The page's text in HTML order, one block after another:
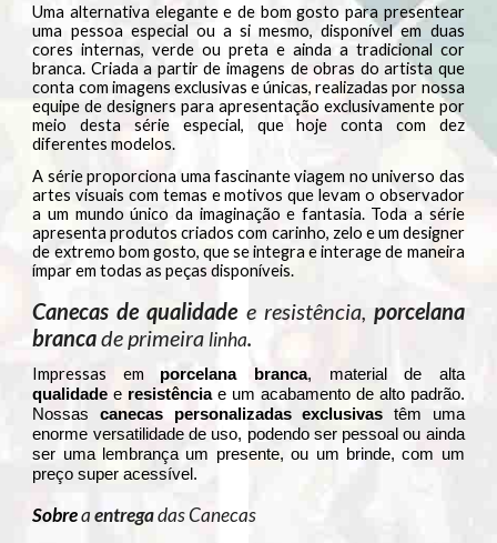
Uma alternativa elegante e de bom gosto para presentear
uma pessoa especial ou a si mesmo, disponível em duas
cores internas, verde ou preta e ainda a tradicional cor
branca. Criada a partir de imagens de obras do artista que
conta com imagens exclusivas e únicas, realizadas por nossa
equipe de designers para apresentação exclusivamente por
meio desta série especial, que hoje conta com dez
diferentes modelos.
A série proporciona uma fascinante viagem no universo das
artes visuais com temas e motivos que levam o observador
a um mundo único da imaginação e fantasia. Toda a série
apresenta produtos criados com carinho, zelo e um designer
de extremo bom gosto, que se integra e interage de maneira
ímpar em todas as peças disponíveis.
Canecas de qualidadee resistência, porcelana
brancade primeira linha.
Impressas em porcelana branca, material de alta
qualidadee resistênciae um acabamento de alto padrão.
Nossascanecas personalizadas exclusivas têm uma
enorme versatilidade de uso, podendo ser pessoal ou ainda
ser uma lembrança um presente, ou um brinde, com um
preço super acessível.
Sobreaentregadas Canecas